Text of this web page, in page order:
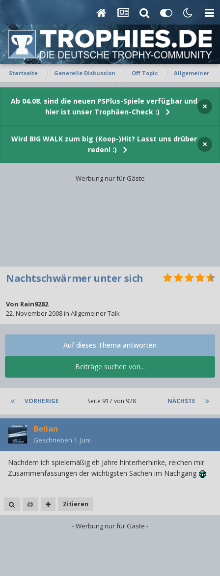
Startseite Generelle Diskussion Off Topic Allgemeiner
Ab 04.08. sind die neuen PSPlus-Spiele verfügbar und
hier ist unser Trophäen-Check :)
×
Wird BIG WALK zum big (Koop-)Hit? Lasst uns drüber
reden! :)
×
- Werbung nur für Gäste -
Nachtschwärmer unter sich
Von Rain9282
22. November 2008in Allgemeiner Talk
Beiträge suchen von...
Auf dieses Thema antworten
VORHERIGE NÄCHSTE
Seite 917 von 928
Belian
Geschrieben 1. Juni
Nachdem ich spielemäßig eh Jahre hinterherhinke, reichen mir
Zusammenfassungen der wichtigsten Sachen im Nachgang
Zitieren
- Werbung nur für Gäste -